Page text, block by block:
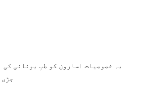
یہ خصوصیات اسارون کو طبِ یونانی کی